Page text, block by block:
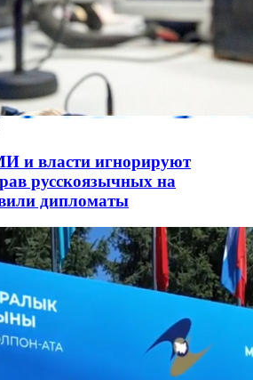
и власти игнорируют
русскоязычных на
дипломаты